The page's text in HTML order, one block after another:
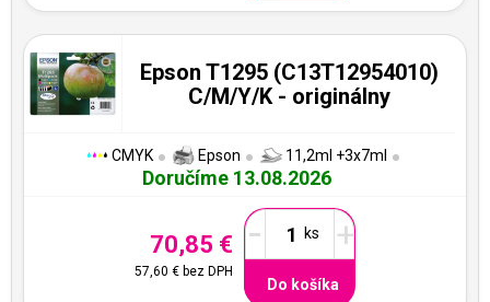
Epson T1295 (C13T12954010)
C/M/Y/K - originálny
CMYK Epson 11,2ml +3x7ml
Doručíme 13.08.2026
70,85 €
57,60 € bez DPH
- +
Do košíka